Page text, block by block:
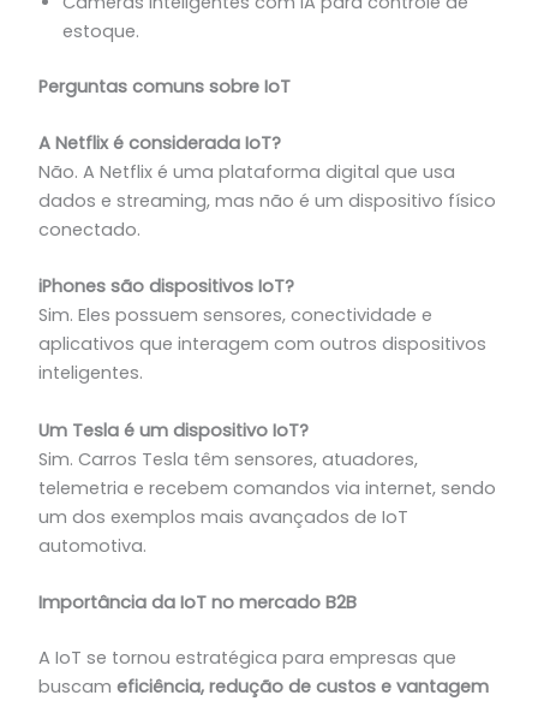
estoque.
Perguntas comuns sobre IoT
A Netflix é considerada IoT?
Não. A Netflix é uma plataforma digital que usa
dados e streaming, mas não é um dispositivo físico
conectado.
iPhones são dispositivos IoT?
Sim. Eles possuem sensores, conectividade e
aplicativos que interagem com outros dispositivos
inteligentes.
Um Tesla é um dispositivo IoT?
Sim. Carros Tesla têm sensores, atuadores,
telemetria e recebem comandos via internet, sendo
um dos exemplos mais avançados de IoT
automotiva.
Importância da IoT no mercado B2B
A IoT se tornou estratégica para empresas que
buscam eficiência, redução de custos e vantagem